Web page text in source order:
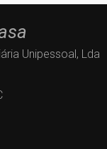
Unipessoal, Lda